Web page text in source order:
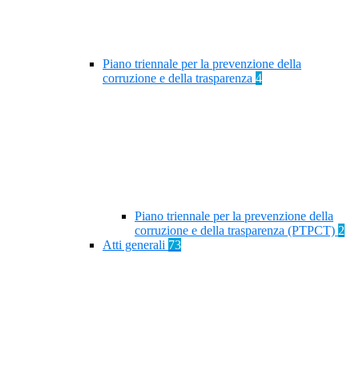
Piano triennale per la prevenzione della
corruzione e della trasparenza 4
Piano triennale per la prevenzione della
corruzione e della trasparenza (PTPCT) 2
Atti generali 73